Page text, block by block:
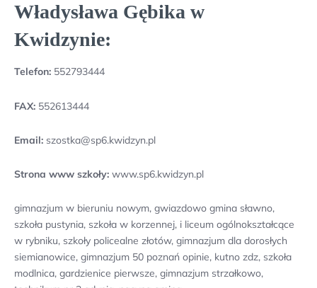
Władysława Gębika w
Kwidzynie:
Telefon: 552793444
FAX: 552613444
Email: szostka@sp6.kwidzyn.pl
Strona www szkoły: www.sp6.kwidzyn.pl
gimnazjum w bieruniu nowym, gwiazdowo gmina sławno,
szkoła pustynia, szkoła w korzennej, i liceum ogólnokształcące
w rybniku, szkoły policealne złotów, gimnazjum dla dorosłych
siemianowice, gimnazjum 50 poznań opinie, kutno zdz, szkoła
modlnica, gardzienice pierwsze, gimnazjum strzałkowo,